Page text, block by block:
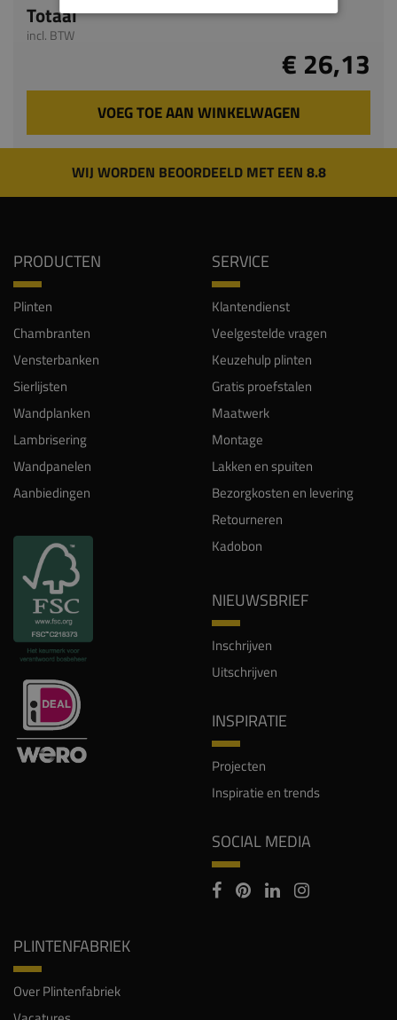
Totaal
incl. BTW
€ 26,13
VOEG TOE AAN WINKELWAGEN
WIJ WORDEN BEOORDEELD MET EEN 8.8
PRODUCTEN
Plinten
Chambranten
Vensterbanken
Sierlijsten
Wandplanken
Lambrisering
Wandpanelen
Aanbiedingen
SERVICE
Klantendienst
Veelgestelde vragen
Keuzehulp plinten
Gratis proefstalen
Maatwerk
Montage
Lakken en spuiten
Bezorgkosten en levering
Retourneren
Kadobon
NIEUWSBRIEF
Inschrijven
Uitschrijven
INSPIRATIE
Projecten
Inspiratie en trends
SOCIAL MEDIA
PLINTENFABRIEK
Over Plintenfabriek